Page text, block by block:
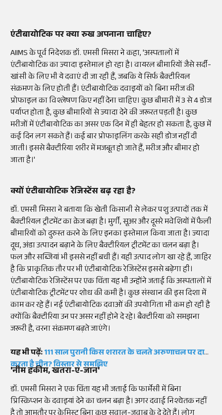
एंटीबायोटिक पर क्या रुख अपनाना चाहिए?
AIIMS के पूर्व निदेशक डॉ. एमसी मिसरा ने कहा, 'अस्पतालों में
एंटीबायोटिक का ज्यादा इस्तेमाल हो रहा है। वायरल बीमारियों जैसे सर्दी-
खांसी के लिए भी ये दवाएं दी जा रही हैं, जबकि ये सिर्फ बैक्टीरियल
संक्रमण के लिए होती हैं। एंटीबायोटिक दवाइयों को बिना मरीज की
प्रोफाइल का विश्लेषण किए नहीं देना चाहिए। कुछ बीमारी में 3 से 4 डोज
पर्याप्त होता है, कुछ बीमारियों से ज्यादा देने की जरूरत पड़ती है। कुछ
मरीजों में एंटीबायोटिक का असर एक दिन में ही बेहतर हो सकता है, कुछ में
कई दिन लग सकते हैं। कई बार प्रोफाइलिंग करके सही डोज नहीं दी
जाती। इससे बैक्टीरिया शरीर में मजबूत हो जाते हैं, मरीज और बीमार हो
जाता है।'
क्यों एंटीबायोटिक रेजिस्टेंस बढ़ रहा है?
डॉ. एमसी मिसरा ने बताया कि खेती किसानी से लेकर पशु उत्पादों तक में
बैक्टीरियल ट्रीटमेंट का क्रेज बढ़ा है। मुर्गी, सूअर और दूसरे मवेशियों में फैली
बीमारियों को दुरुस्त करने के लिए इनका इस्तेमाल किया जाता है। ज्यादा
दूध, अंडा उत्पादन बढ़ाने के लिए बैक्टीरियल ट्रीटमेंट का चलन बढ़ा है।
फल और सब्जियां भी इससे नहीं बची हैं। यही उत्पाद लोग खा रहे हैं, जाहिर
है कि प्राकृतिक तौर पर भी एंटीबायोटिक रेजिस्टेंस इससे बढ़ेगा ही।
एंटीबायोटिक रेजिस्टेंस पर एक चिंता यह भी उन्होंने जताई कि अस्पतालों में
एंटीबायोटिक ट्रीटमेंट पर शोध की कमी है। कुछ संस्थान की इस दिशा में
काम कर रहे हैं। नई एंटीबायोटिक दवाओं की उपयोगिता भी कम हो रही है
क्योंकि बैक्टीरिया उन पर असर नहीं होने दे रहे। बैक्टीरिया को समझना
जरूरी है, वरना संक्रमण बढ़ते जाएंगे।
यह भी पढ़ें:111 साल पुरानी किस शरारत के चलते अरुणाचल पर दावा
करता है चीन? विस्तार से समझिए
'नीम हकीम, खतरा-ए-जान'
डॉ. एमसी मिसरा ने एक चिंता यह भी जताई कि फार्मेसी में बिना
प्रिस्क्रिप्शन के दवाइयां देने का चलन बढ़ा है। अगर दवाई निश्चेतक नहीं